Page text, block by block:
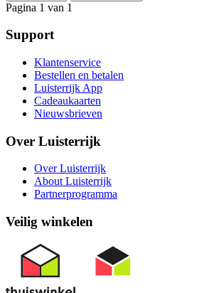
Pagina 1 van 1
Support
Klantenservice
Bestellen en betalen
Luisterrijk App
Cadeaukaarten
Nieuwsbrieven
Over Luisterrijk
Over Luisterrijk
About Luisterrijk
Partnerprogramma
Veilig winkelen